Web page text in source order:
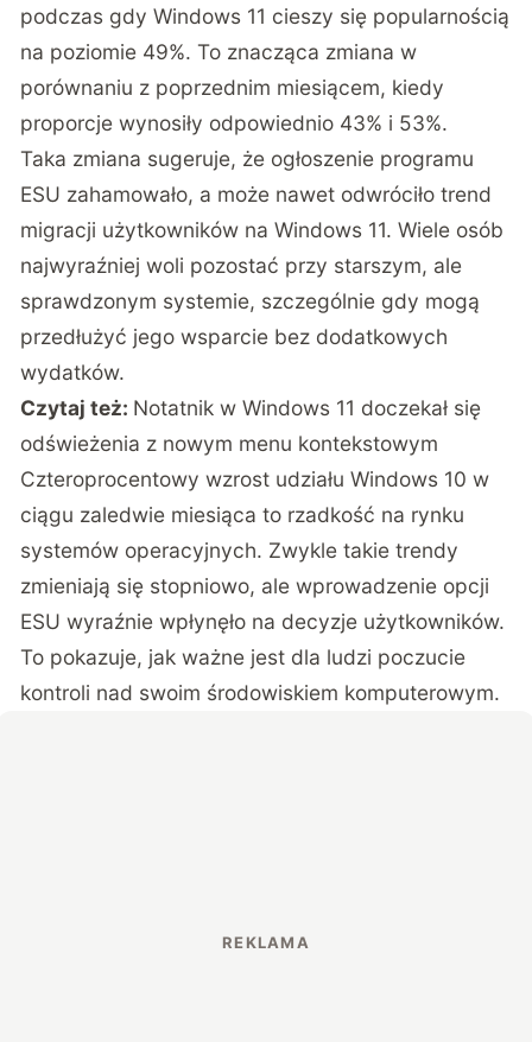
podczas gdy Windows 11 cieszy się popularnością
na poziomie 49%. To znacząca zmiana w
porównaniu z poprzednim miesiącem, kiedy
proporcje wynosiły odpowiednio 43% i 53%.
Taka zmiana sugeruje, że ogłoszenie programu
ESU zahamowało, a może nawet odwróciło trend
migracji użytkowników na Windows 11. Wiele osób
najwyraźniej woli pozostać przy starszym, ale
sprawdzonym systemie, szczególnie gdy mogą
przedłużyć jego wsparcie bez dodatkowych
wydatków.
Czytaj też: Notatnik w Windows 11 doczekał się
odświeżenia z nowym menu kontekstowym
Czteroprocentowy wzrost udziału Windows 10 w
ciągu zaledwie miesiąca to rzadkość na rynku
systemów operacyjnych. Zwykle takie trendy
zmieniają się stopniowo, ale wprowadzenie opcji
ESU wyraźnie wpłynęło na decyzje użytkowników.
To pokazuje, jak ważne jest dla ludzi poczucie
kontroli nad swoim środowiskiem komputerowym.